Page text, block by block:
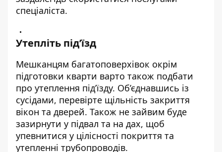
спеціаліста.
Утепліть під’їзд
Мешканцям багатоповерхівок окрім
підготовки кварти варто також подбати
про утеплення під’їзду. Об’єднавшись із
сусідами, перевірте щільність закриття
вікон та дверей. Також не зайвим буде
зазирнути у підвал та на дах, щоб
упевнитися у цілісності покриття та
утепленні трубопроводів.